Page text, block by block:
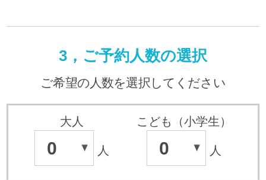
3，ご予約人数の選択
ご希望の人数を選択してください
大人
0 人
こども（小学生）
0 人